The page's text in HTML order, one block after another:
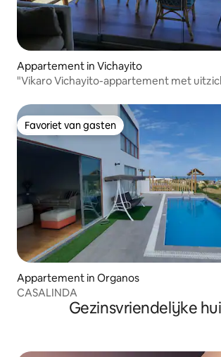
Appartement in Vichayito
"Vikaro Vichayito-appartement met
Favoriet van gasten
Favoriet van gasten
Appartement in Organos
CASALINDA
Gezinsvriendelijke